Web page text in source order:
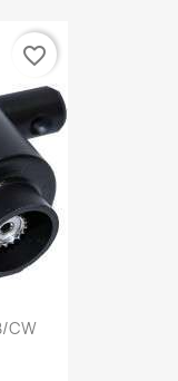
CW
favorite_border